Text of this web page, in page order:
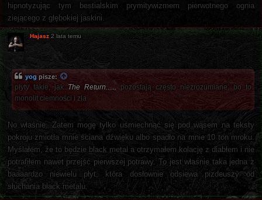
hipnotyzując tym bestialskim prymitywizmem pierwotnego ognia
ziejącego z głębokiej jaskini.
Hajasz 2 lata temu
yog pisze:
płyty takie, jak The Return......
pozostają często niezrozumiane, bo to
monolit ciemności i zła
No właśnie. Zatem mogę tylko uśmiechnąć się pod wąsem na teksty
pokroju zmiotła mnie ściana dźwięku albo spadło na mnie 10 ton mroku.
Myślałem, źe to będzie black metal a otrzymałem kolację z diabłem i nie
potrafiłem nawet przejść pierwszej potrawy. To jest właśnie taka jedna z
baaaardzo niewielu płyt, która dosłownie odsiewa pizdeuszy od
słuchania black metalu.